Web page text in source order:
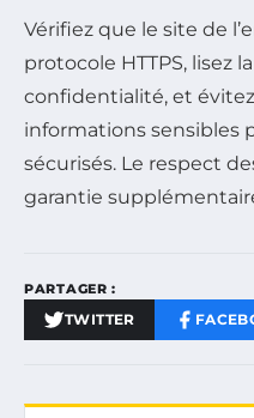
Vérifiez que le site de
protocole HTTPS, lisez
confidentialité, et
informations sensibles
sécurisés. Le respect
garantie
PARTAGER :
TWITTER